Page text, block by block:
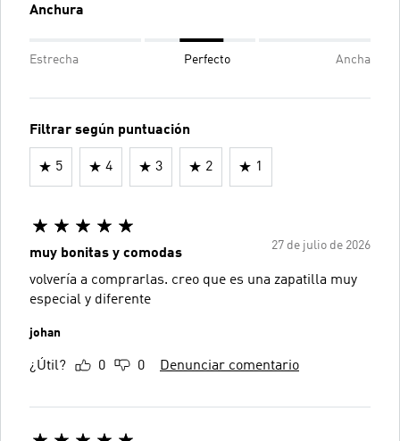
Anchura
Estrecha Perfecto Ancha
Filtrar según puntuación
5 4 3 2 1
27 de julio de 2026
muy bonitas y comodas
volvería a comprarlas. creo que es una zapatilla muy
especial y diferente
johan
¿Útil? 0 0 Denunciar comentario